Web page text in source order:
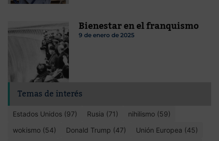
Bienestar en el franquismo
9 de enero de 2025
Temas de interés
Estados Unidos (97) Rusia (71)
nihilismo (59)
wokismo (54)
Donald Trump (47)
Unión Europea (45)